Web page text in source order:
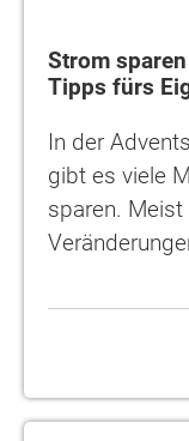
Strom
Tipps fürs
In der
gibt es viele
sparen.